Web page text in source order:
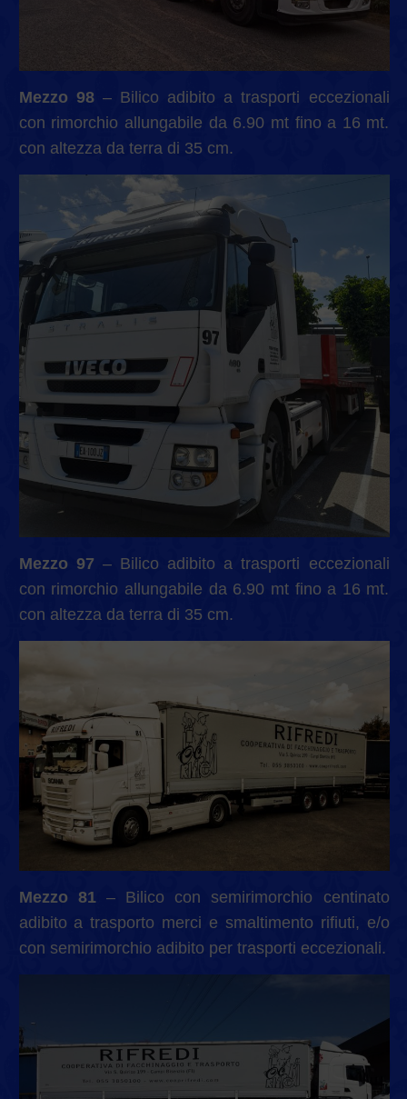
Mezzo 98– Bilico adibito a trasporti eccezionali
con rimorchio allungabile da 6.90 mt fino a 16 mt.
con altezza da terra di 35 cm.
Mezzo 97 – Bilico adibito a trasporti eccezionali
con rimorchio allungabile da 6.90 mt fino a 16 mt.
con altezza da terra di 35 cm.
Mezzo 81– Bilico con semirimorchio centinato
adibito a trasporto merci e smaltimento rifiuti, e/o
con semirimorchio adibito per trasporti eccezionali.